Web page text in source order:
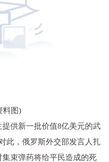
料图)
供新一批价值8亿美元的武
此，俄罗斯外交部发言人扎
束弹药将给平民造成的死